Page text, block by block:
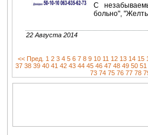
С
больно",
22 Августа 2014
<< Пред. 1 2 3 4 5 6 7 8 9 10 11 12 13 14 15
37 38 39 40 41 42 43 44 45 46 47 48 49 50 51
73 74 75 76 77 78